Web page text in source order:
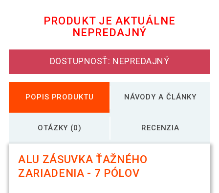
PRODUKT JE AKTUÁLNE
NEPREDAJNÝ
DOSTUPNOSŤ: NEPREDAJNÝ
POPIS PRODUKTU NÁVODY A ČLÁNKY
OTÁZKY (0) RECENZIA
ALU ZÁSUVKA ŤAŽNÉHO
ZARIADENIA - 7 PÓLOV